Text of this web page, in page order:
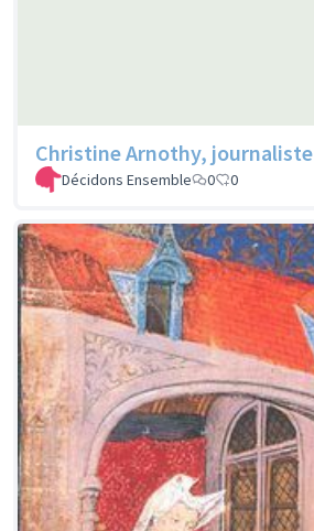
Christine Arnothy, journaliste
Décidons Ensemble 0 0